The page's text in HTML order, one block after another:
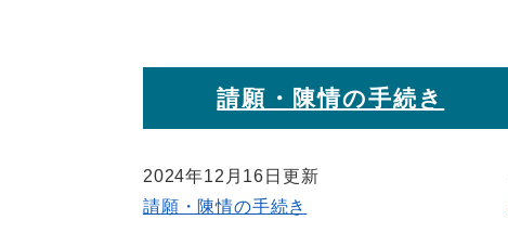
請願・陳情の手続き
2024年12月16日更新
請願・陳情の手続き